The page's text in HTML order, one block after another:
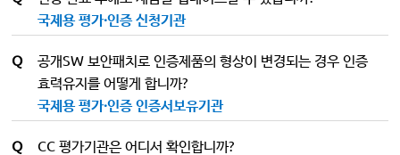
국제용 평가·인증 신청기관
Q
공개SW 보안패치로 인증제품의 형상이 변경되는 경우 인증
효력유지를 어떻게 합니까?
국제용 평가·인증 인증서보유기관
Q
CC 평가기관은 어디서 확인합니까?